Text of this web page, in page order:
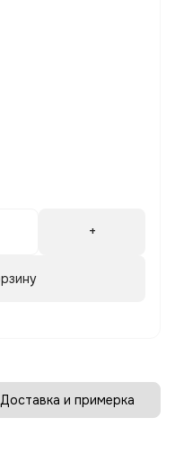
+
Доставка и примерка